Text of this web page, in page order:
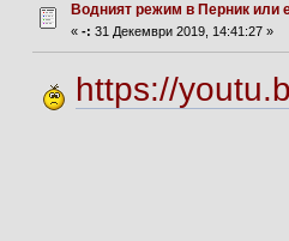
Водният режим в Перник или
«-: 31 Декември 2019, 14:41:27 »
https://